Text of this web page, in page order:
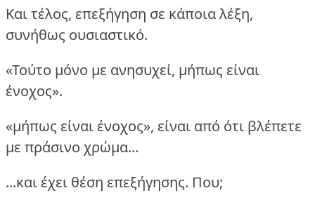
Και τέλος, επεξήγηση σε κάποια λέξη,
συνήθως ουσιαστικό.
«Τούτο μόνο με ανησυχεί, μήπως είναι
ένοχος».
«μήπως είναι ένοχος», είναι από ότι βλέπετε
με πράσινο χρώμα...
...και έχει θέση επεξήγησης. Που;